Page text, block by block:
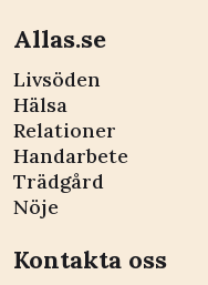
Allas.se
Livsöden
Hälsa
Relationer
Handarbete
Trädgård
Nöje
Kontakta oss